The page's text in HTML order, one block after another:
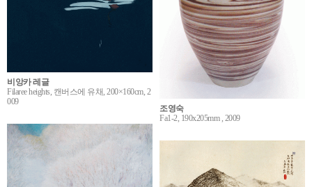
비앙카 레글
Filaree heights, 캔버스에 유채, 200×160cm, 2
009
조영숙
Fa1-2, 190x205mm , 2009